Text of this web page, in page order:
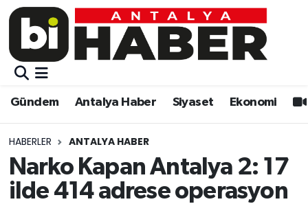
Gündem Antalya Haber Siyaset Ekonomi
HABERLER ANTALYA HABER
Narko Kapan Antalya 2: 17
ilde 414 adrese operasyon
Gündem
Siyaset
Ekonomi
Video
Gündem
Siyaset
Eğitim
Ekonomi
Muratpaşa Nöbetçi Eczaneler
Muratpaşa Trafik Yoğunluk Haritası
Süper Lig Puan Durumu ve Fikstür
Tüm Manşetler